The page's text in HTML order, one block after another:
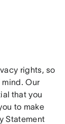
rights, so
Our
that you
to make
Statement